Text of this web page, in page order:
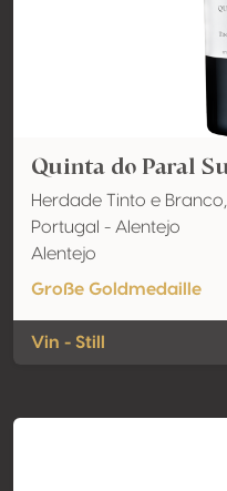
Quinta do Paral
Herdade Tinto e
Portugal - Alentejo
Alentejo
Große Goldmedaille
Vin - Still